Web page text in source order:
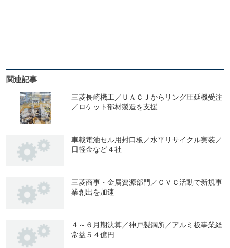
関連記事
三菱長崎機工／ＵＡＣＪからリング圧延機受注
／ロケット部材製造を支援
車載電池セル用封口板／水平リサイクル実装／
日軽金など４社
三菱商事・金属資源部門／ＣＶＣ活動で新規事
業創出を加速
４～６月期決算／神戸製鋼所／アルミ板事業経
常益５４億円